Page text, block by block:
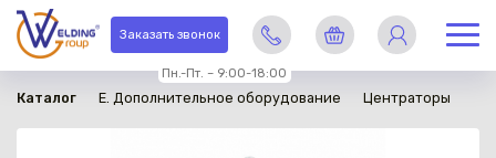
Заказать звонок
Пн.-Пт. – 9:00-18:00
Каталог E. Дополнительное оборудование Центраторы
в наличии